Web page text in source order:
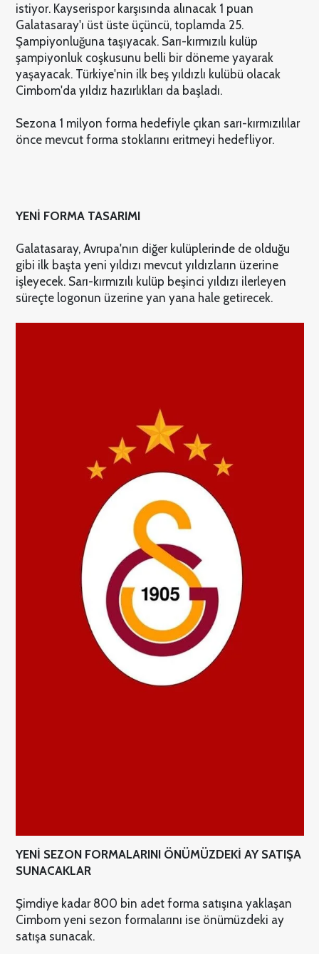
istiyor. Kayserispor karşısında alınacak 1 puan
Galatasaray'ı üst üste üçüncü, toplamda 25.
Şampiyonluğuna taşıyacak. Sarı-kırmızılı kulüp
şampiyonluk coşkusunu belli bir döneme yayarak
yaşayacak. Türkiye'nin ilk beş yıldızlı kulübü olacak
Cimbom'da yıldız hazırlıkları da başladı.
Sezona 1 milyon forma hedefiyle çıkan sarı-kırmızılılar
önce mevcut forma stoklarını eritmeyi hedefliyor.
YENİ FORMA TASARIMI
Galatasaray, Avrupa'nın diğer kulüplerinde de olduğu
gibi ilk başta yeni yıldızı mevcut yıldızların üzerine
işleyecek. Sarı-kırmızılı kulüp beşinci yıldızı ilerleyen
süreçte logonun üzerine yan yana hale getirecek.
YENİ SEZON FORMALARINI ÖNÜMÜZDEKİ AY SATIŞA
SUNACAKLAR
Şimdiye kadar 800 bin adet forma satışına yaklaşan
Cimbom yeni sezon formalarını ise önümüzdeki ay
satışa sunacak.